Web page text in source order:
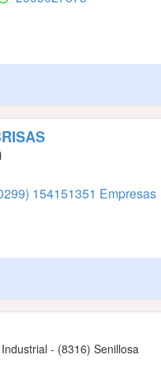
154151351 Empresas
- (8316) Senillosa